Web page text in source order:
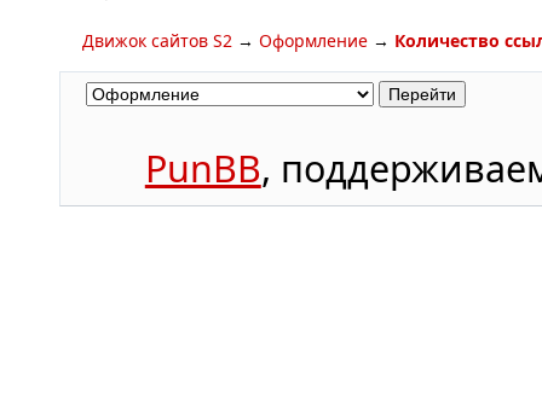
Движок сайтов S2 →Оформление → Количество
PunBB,